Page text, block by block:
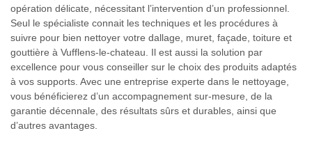
opération délicate, nécessitant l’intervention d’un professionnel.
Seul le spécialiste connait les techniques et les procédures à
suivre pour bien nettoyer votre dallage, muret, façade, toiture et
gouttière à Vufflens-le-chateau. Il est aussi la solution par
excellence pour vous conseiller sur le choix des produits adaptés
à vos supports. Avec une entreprise experte dans le nettoyage,
vous bénéficierez d’un accompagnement sur-mesure, de la
garantie décennale, des résultats sûrs et durables, ainsi que
d’autres avantages.